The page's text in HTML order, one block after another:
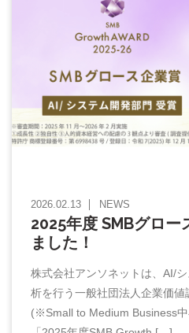
2025年度 SMBグロー
ました！
株式会社アンソネットは、AI/
析を行う一般社団法人企業価
(※Small to Medium Business中
「2025年度SMB Growth […]